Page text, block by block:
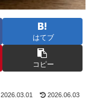
はてブ
コピー
2026.03.01 2026.06.03